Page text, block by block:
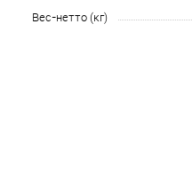
Вес-нетто (кг)